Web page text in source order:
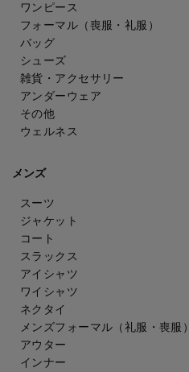
ワンピース
フォーマル（喪服・礼服）
バッグ
シューズ
雑貨・アクセサリー
アンダーウェア
その他
ウェルネス
メンズ
スーツ
ジャケット
コート
スラックス
アイシャツ
ワイシャツ
ネクタイ
メンズフォーマル （礼服・喪服）
アウター
インナー